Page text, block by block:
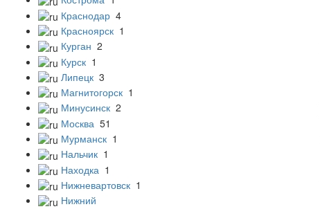
Краснодар 4
Красноярск 1
Курган 2
Курск 1
Липецк 3
Магнитогорск 1
Минусинск 2
Москва 51
Мурманск 1
Нальчик 1
Находка 1
Нижневартовск 1
Нижний